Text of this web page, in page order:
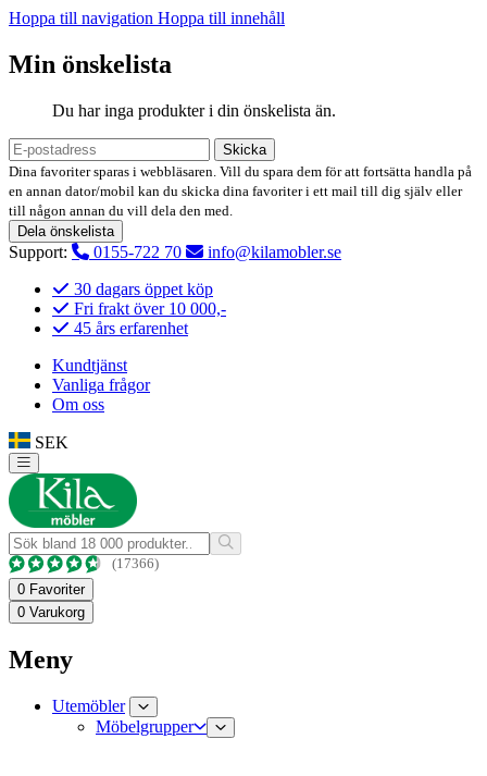
Hoppa till navigation Hoppa till innehåll
Min önskelista
Du har inga produkter i din önskelista än.
Skicka
Dina favoriter sparas i webbläsaren. Vill du spara dem för att fortsätta handla på
en annan dator/mobil kan du skicka dina favoriter i ett mail till dig själv eller
till någon annan du vill dela den med.
Dela önskelista
Support: 0155-722 70
info@kilamobler.se
30 dagars öppet köp
Fri frakt över 10 000,-
45 års erfarenhet
Kundtjänst
Vanliga frågor
Om oss
SEK
(17366)
0 Favoriter
0 Varukorg
Meny
Utemöbler
Möbelgrupper